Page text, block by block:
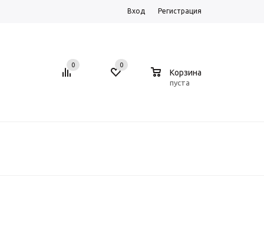
Вход Регистрация
0 0
Корзина
пуста